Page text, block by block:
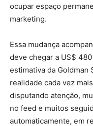
ocupar espaço
marketing.
Essa mudança
deve chegar a US$
estimativa da Goldman
realidade cada vez
disputando atenção,
no feed e muitos
automaticamente, em